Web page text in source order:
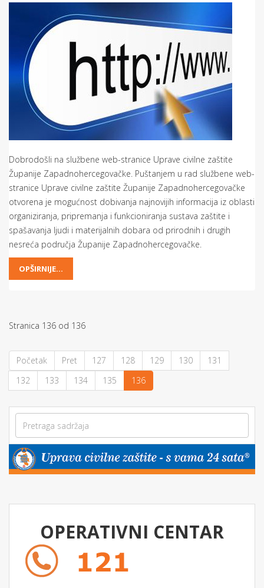
Dobrodošli na službene web-stranice Uprave civilne zaštite
Županije Zapadnohercegovačke. Puštanjem u rad službene web-
stranice Uprave civilne zaštite Županije Zapadnohercegovačke
otvorena je mogućnost dobivanja najnovijih informacija iz oblasti
organiziranja, pripremanja i funkcioniranja sustava zaštite i
spašavanja ljudi i materijalnih dobara od prirodnih i drugih
nesreća područja Županije Zapadnohercegovačke.
OPŠIRNIJE...
Stranica 136 od 136
Početak Pret 127 128 129 130
131
132
133 134 135 136
OPERATIVNI CENTAR